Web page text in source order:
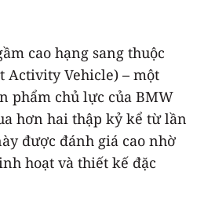
cao hạng sang thuộc
Activity Vehicle) – một
phẩm chủ lực của BMW
hơn hai thập kỷ kể từ lần
được đánh giá cao nhờ
hoạt và thiết kế đặc